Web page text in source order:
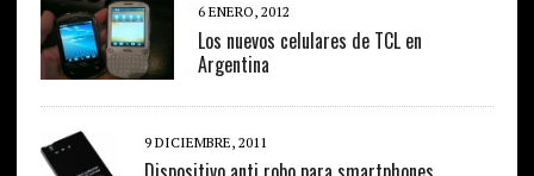
6 ENERO, 2012
Los nuevos celulares de TCL en
Argentina
9 DICIEMBRE, 2011